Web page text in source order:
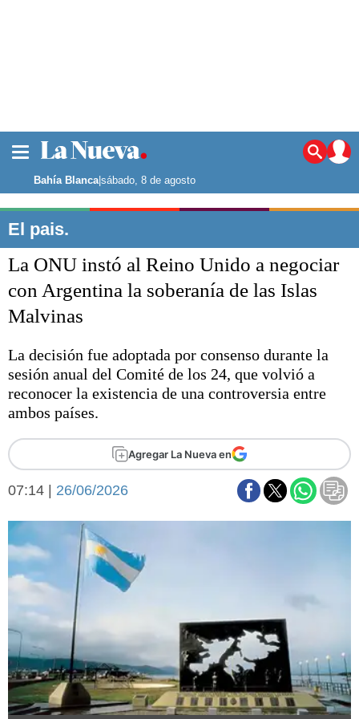
Noticias
La ciudad
Punta Alta
El mundo
Seguridad
Liga del Sur
Básquetbol
Fútbol
Arte y cultura
Cines
Economía y campo
Economía y finanzas
Con el campo
Espacio empresas
Sociedad y tiempo
libre
Es viral
El tiempo
Fúnebres
Clasificados
Bahía Blanca|sábado, 8 de agosto
El pais.
La ONU instó al Reino Unido a negociar
con Argentina la soberanía de las Islas
Malvinas
La decisión fue adoptada por consenso durante la
sesión anual del Comité de los 24, que volvió a
reconocer la existencia de una controversia entre
ambos países.
Agregar La Nueva en
07:14 | 26/06/2026